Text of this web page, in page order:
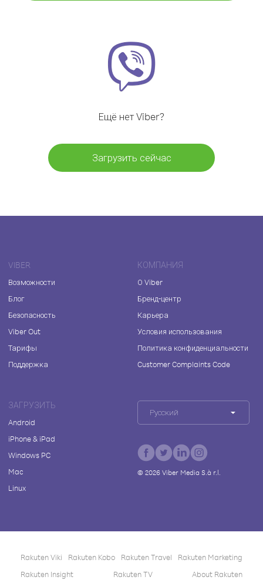
Ещё нет Viber?
Загрузить сейчас
VIBER
Возможности
Блог
Безопасность
Viber Out
Тарифы
Поддержка
КОМПАНИЯ
О Viber
Бренд-центр
Карьера
Условия использования
Политика конфиденциальности
Customer Complaints Code
ЗАГРУЗИТЬ
Android
iPhone & iPad
Windows PC
Mac
Linux
Русский
© 2026Viber Media S.à r.l.
Rakuten Viki Rakuten Kobo Rakuten Travel
Rakuten Marketing
Rakuten Insight
Rakuten TV About Rakuten